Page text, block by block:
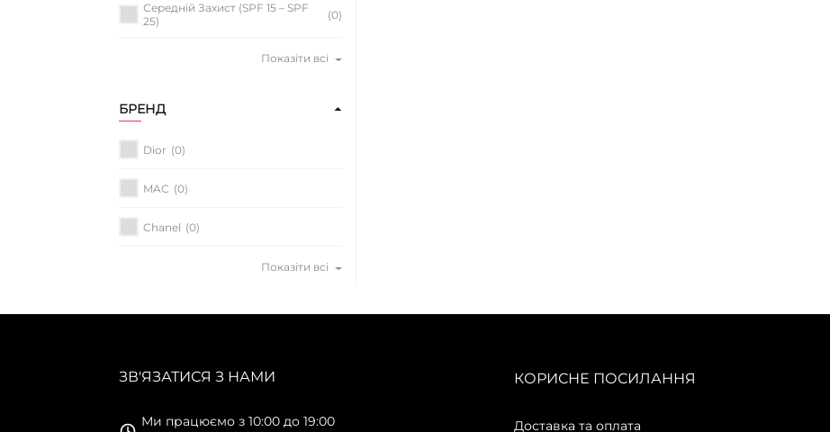
Середній Захист (SPF 15 – SPF
25)
(0)
Показіти всі
БРЕНД
Dior (0)
MAC (0)
Chanel (0)
Показіти всі
ЗВ'ЯЗАТИСЯ З НАМИ
Ми працюємо з 10:00 до 19:00
КОРИСНЕ ПОСИЛАННЯ
Доставка та оплата